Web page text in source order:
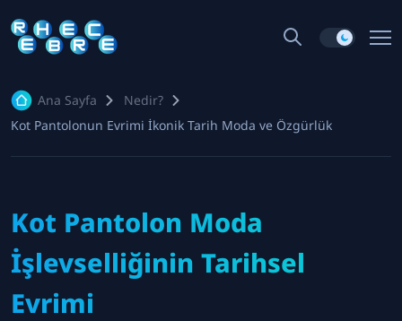
Ana Sayfa
Nedir?
Kot Pantolonun Evrimi İkonik Tarih Moda ve Özgürlük
Kot Pantolon Moda
İşlevselliğinin Tarihsel
Evrimi